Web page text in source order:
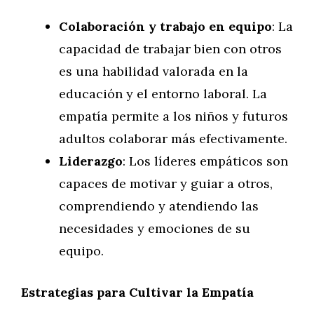
Colaboración y trabajo en equipo: La
capacidad de trabajar bien con otros
es una habilidad valorada en la
educación y el entorno laboral. La
empatía permite a los niños y futuros
adultos colaborar más efectivamente.
Liderazgo: Los líderes empáticos son
capaces de motivar y guiar a otros,
comprendiendo y atendiendo las
necesidades y emociones de su
equipo.
Estrategias para Cultivar la Empatía